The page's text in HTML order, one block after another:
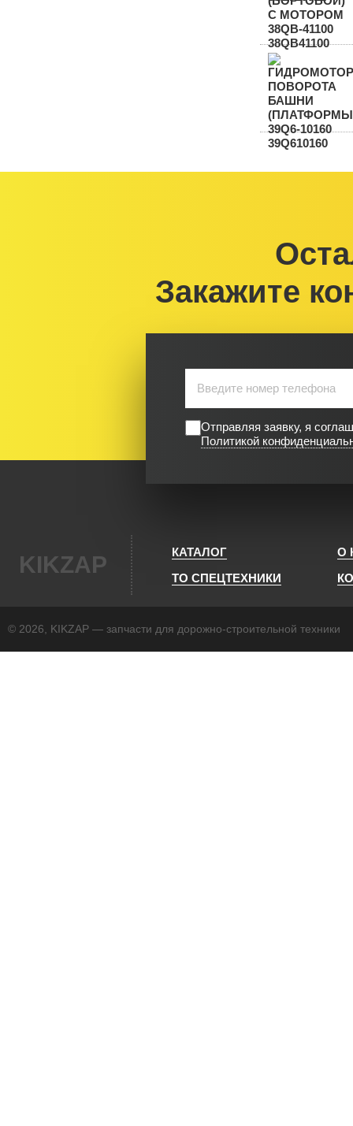
Закажите
Отправляя заявку, я
Политикой
KIKZAP КАТАЛОГ
О
ТО СПЕЦТЕХНИКИ
© 2026, KIKZAP — запчасти для дорожно-строительной техники